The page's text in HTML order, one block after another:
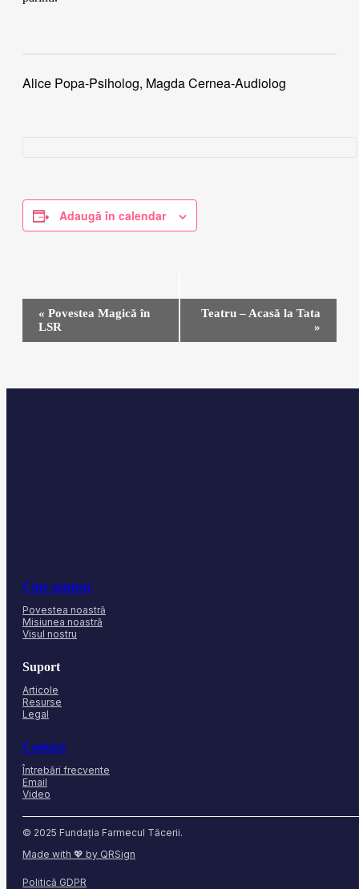
Alice Popa-Psiholog, Magda Cernea-Audiolog
Adaugă în calendar
Navigare
Eveniment
« Povestea Magică în
LSR
Teatru – Acasă la Tata
»
Cine suntem
Povestea noastră
Misiunea noastră
Visul nostru
Suport
Articole
Resurse
Legal
Contact
Întrebări frecvente
Email
Video
© 2025 Fundația Farmecul Tăcerii.
Made with 💖 by QRSign
Politică GDPR